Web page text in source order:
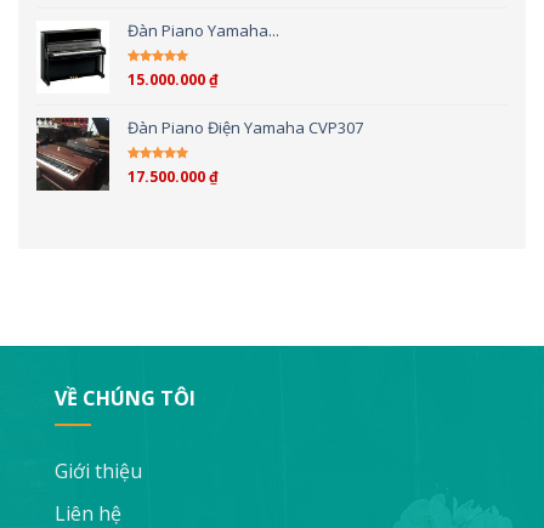
Đàn Piano Yamaha...
Được xếp hạng
15.000.000₫
Đàn Piano Điện Yamaha CVP307
Được xếp hạng
17.500.000₫
VỀ CHÚNG TÔI
Giới thiệu
Liên hệ